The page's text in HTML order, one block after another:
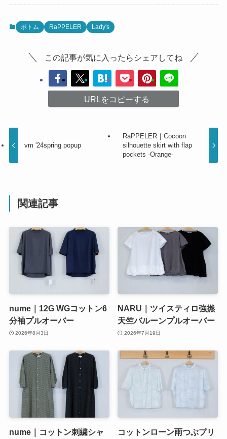
ボトム RaPPELER Lady's
この記事が気に入ったらシェアしてね
URLをコピーする
vm '24spring popup
RaPPELER｜Cocoon
silhouette skirt with flap
pockets -Orange-
関連記事
nume｜12G WGコットン6
分袖プルオーバー
2026年8月3日
NARU｜ツイスティロ強撚
天竺バルーンプルオーバー
2026年7月19日
nume｜コットン刺繍シャ
コットンローン雨つぶプリ